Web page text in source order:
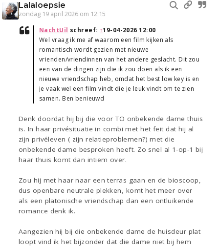
Lalaloepsie
zondag 19 april 2026 om 12:15
NachtUil schreef: ↑19-04-2026 12:00
Wel vraag ik me af waarom een film kijken als
romantisch wordt gezien met nieuwe
vrienden/vriendinnen van het andere geslacht. Dit zou
een van de dingen zijn die ik zou doen als ik een
nieuwe vriendschap heb, omdat het best low key is en
je vaak wel een film vindt die je leuk vindt om te zien
samen. Ben benieuwd
Denk doordat hij bij die voor TO onbekende dame thuis
is. In haar privésituatie in combi met het feit dat hij al
zijn privéleven ( zijn relatieproblemen?) met die
onbekende dame besproken heeft. Zo snel al 1-op-1 bij
haar thuis komt dan intiem over.
Zou hij met haar naar een terras gaan en de bioscoop,
dus openbare neutrale plekken, komt het meer over
als een platonische vriendschap dan een ontluikende
romance denk ik.
Aangezien hij bij die onbekende dame de huisdeur plat
loopt vind ik het bijzonder dat die dame niet bij hem